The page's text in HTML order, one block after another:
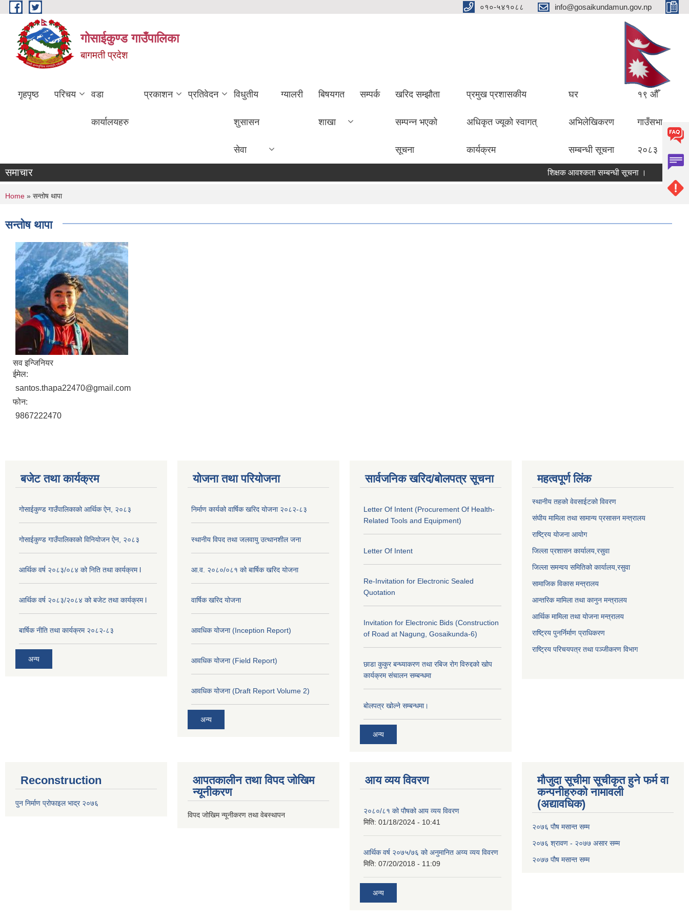
Skip to main content ०१०-५४१०८८ info@gosaikundamun.gov.np
गोसाईकुण्ड गाउँपालिका
बागमती प्रदेश
गृहपृष्ठ परिचय वडा
कार्यालयहरु
प्रकाशन प्रतिवेदन विधुतीय
शुसासन
सेवा
ग्यालरी बिषयगत
शाखा
सम्पर्क खरिद सम्झौता
सम्पन्न भएको
सूचना
प्रमुख प्रशासकीय
अधिकृत ज्यूको स्वागत्
कार्यक्रम
घर
अभिलेखिकरण
सम्बन्धी सूचना
१९ औँ
गाउँसभा
२०८३
समाचार शिक्षक आवश्कता सम्बन्धी सूचना ।
You are here
Home » सन्तोष थापा
सन्तोष थापा
सव इन्जिनियर
ईमेल:
santos.thapa22470@gmail.com
फोन:
9867222470
बजेट तथा कार्यक्रम
गोसाईकुण्ड गाउँपालिकाको आर्थिक ऐन, २०८३
गोसाईकुण्ड गाउँपालिकाको विनियोजन ऐन, २०८३
आर्थिक वर्ष २०८३/०८४ को निति तथा कार्यक्रम l
आर्थिक वर्ष २०८३/२०८४ को बजेट तथा कार्यक्रम l
बार्षिक नीति तथा कार्यक्रम २०८२-८३
अन्य
योजना तथा परियोजना
निर्माण कार्यको वार्षिक खरिद योजना २०८२-८३
स्थानीय विपद तथा जलवायु उत्थानशील जना
आ.व. २०८०/०८१ को बार्षिक खरिद योजना
वार्षिक खरिद योजना
आवधिक योजना (Inception Report)
आवधिक योजना (Field Report)
आवधिक योजना (Draft Report Volume 2)
अन्य
सार्वजनिक खरिद/बोलपत्र सूचना
Letter Of Intent (Procurement Of Health-
Related Tools and Equipment)
Letter Of Intent
Re-Invitation for Electronic Sealed
Quotation
Invitation for Electronic Bids (Construction
of Road at Nagung, Gosaikunda-6)
छाडा कुकुर बन्ध्याकरण तथा रबिज रोग विरुद्दको खोप
कार्यक्रम संचालन सम्बन्धमा
बोलपत्र खोल्ने सम्बन्धमा।
अन्य
महत्वपूर्ण लिंक
स्थानीय तहको वेवसाईटको विवरण
संघीय मामिला तथा सामान्य प्रसासन मन्त्रालय
राष्ट्रिय योजना आयोग
जिल्ला प्रशासन कार्यालय, रसुवा
जिल्ला समन्वय समितिको कार्यालय, रसुवा
सामाजिक विकास मन्त्रालय
आन्तरिक मामिला तथा कानुन मन्त्रालय
आर्थिक मामिला तथा योजना मन्त्रालय
राष्ट्रिय पुनर्निर्माण प्राधिकरण
राष्ट्रिय परिचयपत्र तथा पञ्जीकरण विभाग
Reconstruction
पुन निर्माण प्रोफाइल भाद्र २०७६
आपतकालीन तथा विपद जोखिम
न्यूनीकरण
विपद जोखिम न्यूनीकरण तथा वेबस्थापन
आय व्यय विवरण
२०८०/८१ को पौषको आय व्यय विवरण
मिति: 01/18/2024 - 10:41
आर्थिक वर्ष २०७५/७६ को अनुमानित अय्य व्यय विवरण
मिति: 07/20/2018 - 11:09
अन्य
मौजुदा सूचीमा सूचीकृत हुने फर्म वा
कन्पनीहरुको नामावली
(अद्यावधिक)
२०७६ पौष मसान्त सम्म
२०७६ श्रावण - २०७७ असार सम्म
२०७७ पौष मसान्त सम्म